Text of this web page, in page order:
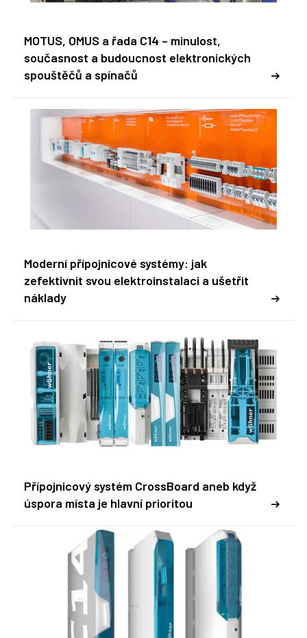
MOTUS, OMUS a řada C14 – minulost,
současnost a budoucnost elektronických
spouštěčů a spínačů
Moderní přípojnicové systémy: jak
zefektivnit svou elektroinstalaci a ušetřit
náklady
Přípojnicový systém CrossBoard aneb když
úspora místa je hlavní prioritou